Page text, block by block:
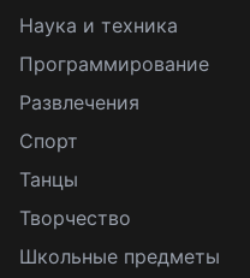
Наука и техника
Программирование
Развлечения
Спорт
Танцы
Творчество
Школьные предметы